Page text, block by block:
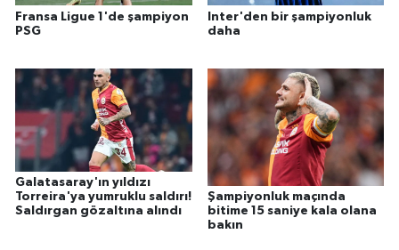
Fransa Ligue 1'de şampiyon
PSG
Inter'den bir şampiyonluk
daha
Galatasaray'ın yıldızı
Torreira'ya yumruklu saldırı!
Saldırgan gözaltına alındı
Şampiyonluk maçında
bitime 15 saniye kala olana
bakın